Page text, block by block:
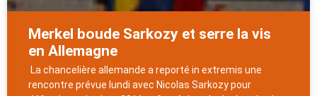
Merkel boude Sarkozy et serre la vis
en Allemagne
La chancelière allemande a reporté in extremis une
rencontre prévue lundi avec Nicolas Sarkozy pour